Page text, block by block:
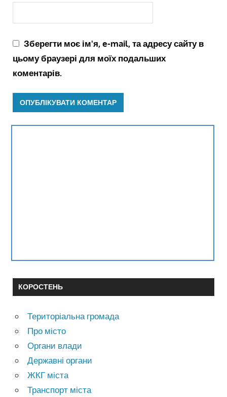
Зберегти моє ім'я, e-mail, та адресу сайту в
цьому браузері для моїх подальших
коментарів.
КОРОСТЕНЬ
Територіальна громада
Про місто
Органи влади
Державні органи
ЖКГ міста
Транспорт міста